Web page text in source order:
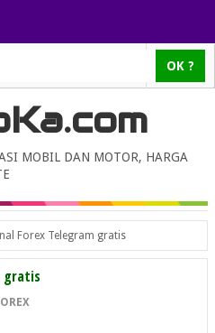
MOBIL DAN MOTOR, HARGA
Forex Telegram gratis
gratis